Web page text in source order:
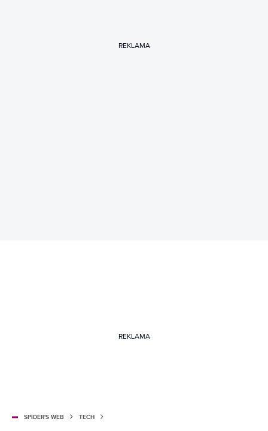
REKLAMA
REKLAMA
SPIDER'S WEB TECH